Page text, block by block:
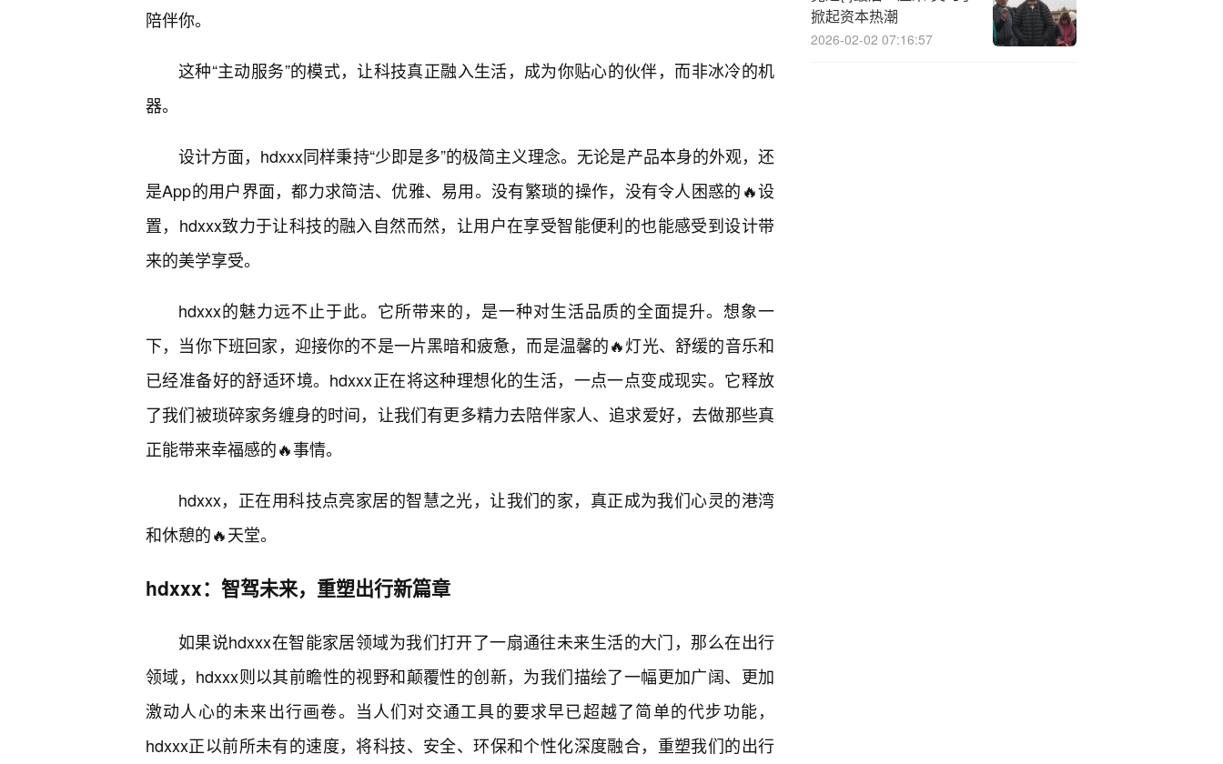
陪伴你。
这种“主动服务”的模式，让科技真正融入生活，成为你贴心的伙伴，而非冰冷的机
器。
设计方面，hdxxx同样秉持“少即是多”的极简主义理念。无论是产品本身的外观，还
是App的用户界面，都力求简洁、优雅、易用。没有繁琐的操作，没有令人困惑的🔥设
置，hdxxx致力于让科技的融入自然而然，让用户在享受智能便利的也能感受到设计带
来的美学享受。
hdxxx的魅力远不止于此。它所带来的，是一种对生活品质的全面提升。想象一
下，当你下班回家，迎接你的不是一片黑暗和疲惫，而是温馨的🔥灯光、舒缓的音乐和
已经准备好的舒适环境。hdxxx正在将这种理想化的生活，一点一点变成现实。它释放
了我们被琐碎家务缠身的时间，让我们有更多精力去陪伴家人、追求爱好，去做那些真
正能带来幸福感的🔥事情。
hdxxx，正在用科技点亮家居的智慧之光，让我们的家，真正成为我们心灵的港湾
和休憩的🔥天堂。
hdxxx：智驾未来，重塑出行新篇章
如果说hdxxx在智能家居领域为我们打开了一扇通往未来生活的大门，那么在出行
领域，hdxxx则以其前瞻性的视野和颠覆性的创新，为我们描绘了一幅更加广阔、更加
激动人心的未来出行画卷。当人们对交通工具的要求早已超越了简单的代步功能，
hdxxx正以前所未有的速度，将科技、安全、环保和个性化深度融合，重塑我们的出行
掀起资本热潮
2026-02-02 07:16:57